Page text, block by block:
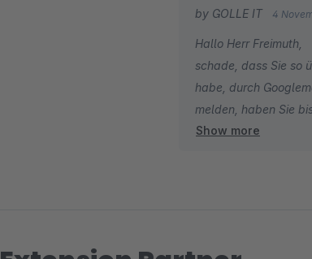
by GOLLE IT 4
Hallo Herr Freimuth,
schade, dass Sie so
habe, durch
melden, haben Sie
Verfügung. Viele
Show more